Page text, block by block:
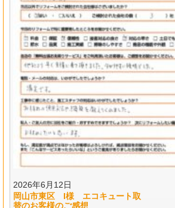
2026年6月12日
岡山市東区 I様 エコキュート取
替のお客様のご感想